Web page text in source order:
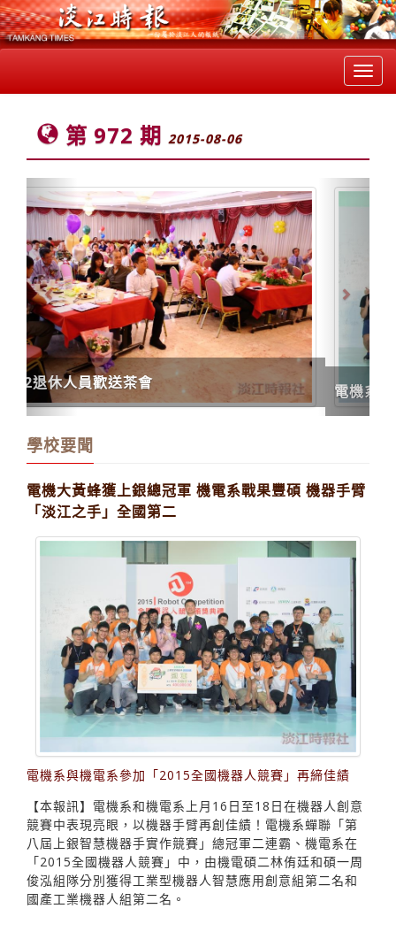
第 972 期 2015-08-06
電機系與機電系參加「2015全國機器人競賽」再
締佳績
Previous Next
學校要聞
電機大黃蜂獲上銀總冠軍 機電系戰果豐碩 機器手臂
「淡江之手」全國第二
電機系與機電系參加「2015全國機器人競賽」再締佳績
【本報訊】電機系和機電系上月16日至18日在機器人創意
競賽中表現亮眼，以機器手臂再創佳績！電機系蟬聯「第
八屆上銀智慧機器手實作競賽」總冠軍二連霸、機電系在
「2015全國機器人競賽」中，由機電碩二林侑廷和碩一周
俊泓組隊分別獲得工業型機器人智慧應用創意組第二名和
國產工業機器人組第二名。